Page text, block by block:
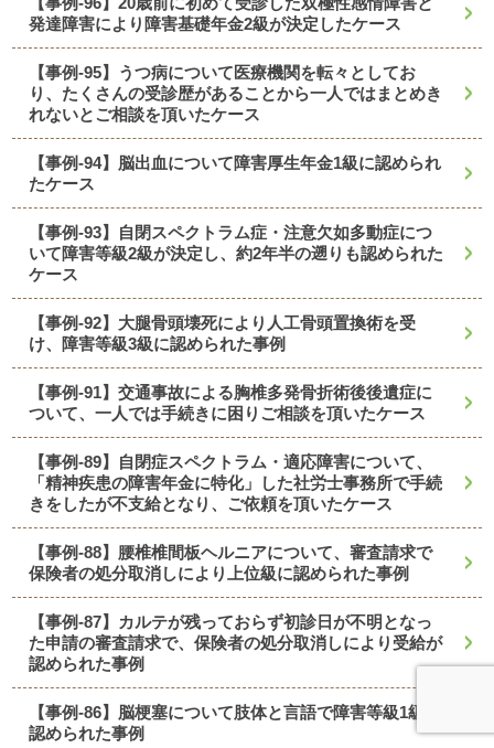
発達障害により障害基礎年金2級が決定したケース
【事例-95】うつ病について医療機関を転々としてお
り、たくさんの受診歴があることから一人ではまとめき
れないとご相談を頂いたケース
【事例-94】脳出血について障害厚生年金1級に認められ
たケース
【事例-93】自閉スペクトラム症・注意欠如多動症につ
いて障害等級2級が決定し、約2年半の遡りも認められた
ケース
【事例-92】大腿骨頭壊死により人工骨頭置換術を受
け、障害等級3級に認められた事例
【事例-91】交通事故による胸椎多発骨折術後後遺症に
ついて、一人では手続きに困りご相談を頂いたケース
【事例-89】自閉症スペクトラム・適応障害について、
「精神疾患の障害年金に特化」した社労士事務所で手続
きをしたが不支給となり、ご依頼を頂いたケース
【事例-88】腰椎椎間板ヘルニアについて、審査請求で
保険者の処分取消しにより上位級に認められた事例
【事例-87】カルテが残っておらず初診日が不明となっ
た申請の審査請求で、保険者の処分取消しにより受給が
認められた事例
【事例-86】脳梗塞について肢体と言語で障害等級1級に
認められた事例